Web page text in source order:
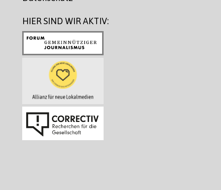
HIER SIND WIR AKTIV: